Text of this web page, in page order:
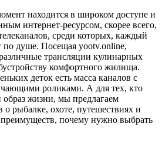
находится в широком доступе и
интернет-ресурсом, скорее всего,
среди которых, каждый
по душе. Посещая yootv.online,
трансляции кулинарных
комфортного жилища.
деток есть масса каналов с
роликами. А для тех, кто
образ жизни, мы предлагаем
рыбалке, охоте, путешествиях и
преимуществ, почему нужно выбрать